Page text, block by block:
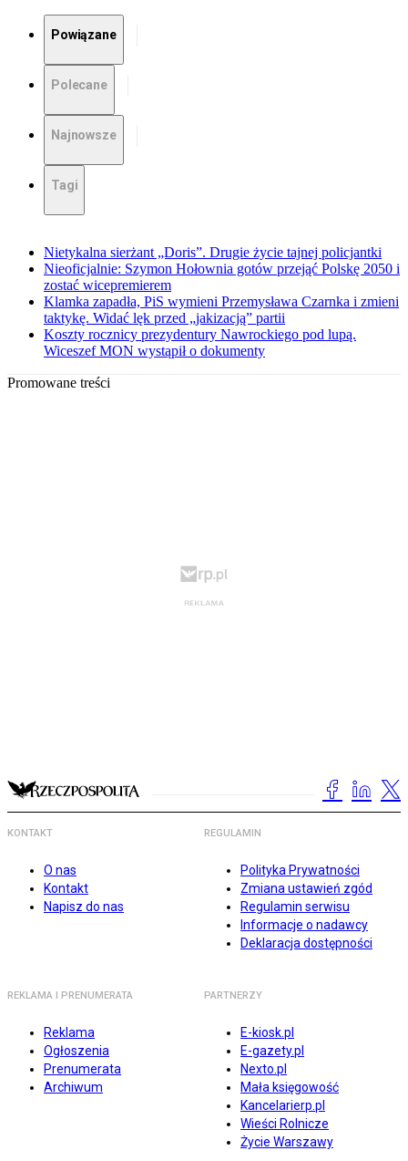
Powiązane
Polecane
Najnowsze
Tagi
Nietykalna sierżant „Doris”. Drugie życie tajnej policjantki
Nieoficjalnie: Szymon Hołownia gotów przejąć Polskę 2050 i
zostać wicepremierem
Klamka zapadła, PiS wymieni Przemysława Czarnka i zmieni
taktykę. Widać lęk przed „jakizacją” partii
Koszty rocznicy prezydentury Nawrockiego pod lupą.
Wiceszef MON wystąpił o dokumenty
Promowane treści
KONTAKT
O nas
Kontakt
Napisz do nas
REGULAMIN
Polityka Prywatności
Zmiana ustawień zgód
Regulamin serwisu
Informacje o nadawcy
Deklaracja dostępności
REKLAMA I PRENUMERATA
Reklama
Ogłoszenia
Prenumerata
Archiwum
PARTNERZY
E-kiosk.pl
E-gazety.pl
Nexto.pl
Mała księgowość
Kancelarierp.pl
Wieści Rolnicze
Życie Warszawy